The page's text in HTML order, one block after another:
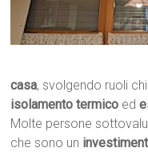
casa, svolgendo ruoli
isolamento termico ed
Molte persone
che sono un